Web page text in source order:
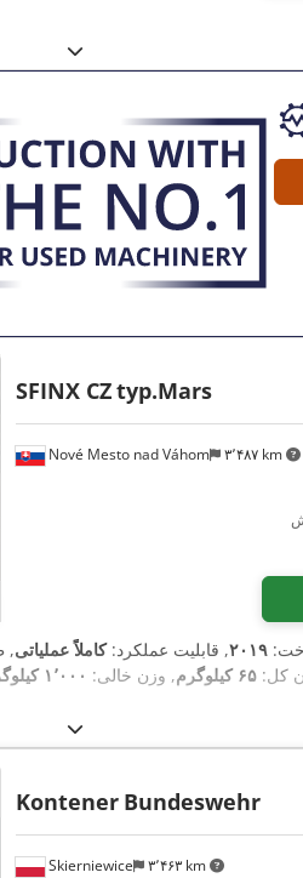
Nové Mesto nad Váhom ۳٬۴۸۷ km
SFINX CZtyp.Mars
۲۰۱۹, قابلیت عملکرد:کاملاً عملیاتی,
کل: ۶۵ کیلوگرم , وزن خالی: ۱٬۰۰۰ کیلوگرم
Skierniewice ۳٬۴۶۳ km
Kontener Bundeswehr